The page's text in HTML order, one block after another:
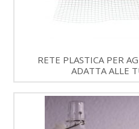
RETE PLASTICA PER
ADATTA ALLE